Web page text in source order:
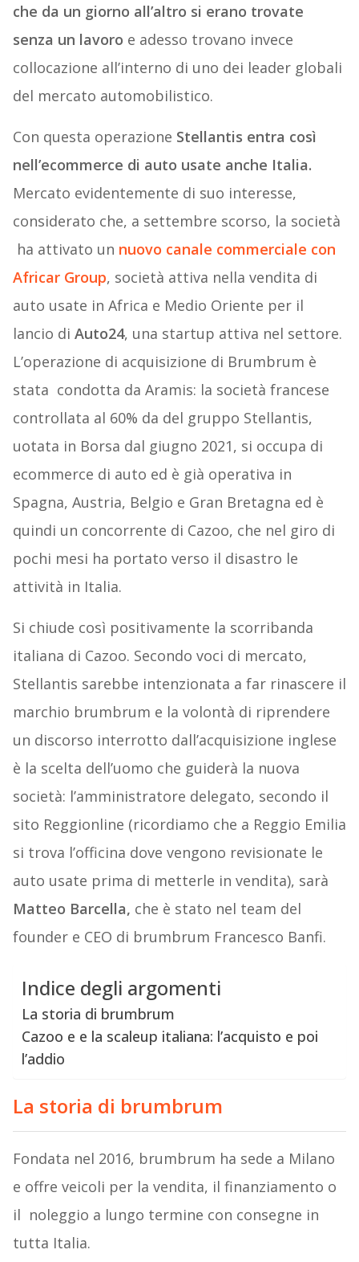
che da un giorno all’altro si erano trovate
senza un lavoro e adesso trovano invece
collocazione all’interno di uno dei leader globali
del mercato automobilistico.
Con questa operazione Stellantis entra così
nell’ecommerce di auto usate anche Italia.
Mercato evidentemente di suo interesse,
considerato che, a settembre scorso, la società
ha attivato un nuovo canale commerciale con
Africar Group, società attiva nella vendita di
auto usate in Africa e Medio Oriente per il
lancio di Auto24, una startup attiva nel settore.
L’operazione di acquisizione di Brumbrum è
stata condotta da Aramis: la società francese
controllata al 60% da del gruppo Stellantis,
uotata in Borsa dal giugno 2021, si occupa di
ecommerce di auto ed è già operativa in
Spagna, Austria, Belgio e Gran Bretagna ed è
quindi un concorrente di Cazoo, che nel giro di
pochi mesi ha portato verso il disastro le
attività in Italia.
Si chiude così positivamente la scorribanda
italiana di Cazoo. Secondo voci di mercato,
Stellantis sarebbe intenzionata a far rinascere il
marchio brumbrum e la volontà di riprendere
un discorso interrotto dall’acquisizione inglese
è la scelta dell’uomo che guiderà la nuova
società: l’amministratore delegato, secondo il
sito Reggionline (ricordiamo che a Reggio Emilia
si trova l’officina dove vengono revisionate le
auto usate prima di metterle in vendita), sarà
Matteo Barcella, che è stato nel team del
founder e CEO di brumbrum Francesco Banfi.
Indice degli argomenti
La storia di brumbrum
Cazoo e e la scaleup italiana: l’acquisto e poi
l’addio
La storia di brumbrum
Fondata nel 2016, brumbrum ha sede a Milano
e offre veicoli per la vendita, il finanziamento o
il noleggio a lungo termine con consegne in
tutta Italia.